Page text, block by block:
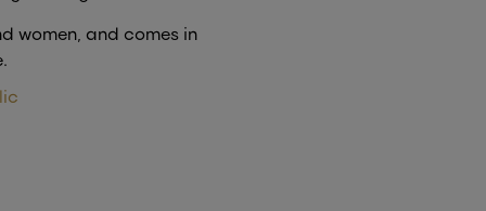
women, and comes in